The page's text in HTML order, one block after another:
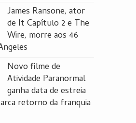
James Ransone, ator
de It Capítulo 2 e The
Wire, morre aos 46
Novo filme de
Atividade Paranormal
ganha data de estreia
retorno da franquia